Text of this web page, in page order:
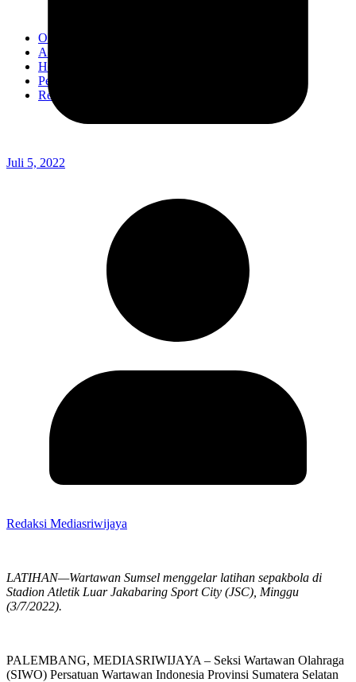
OPINI
Advertorial
Headline
Pedoman Media Ciber
Redaksi
Juli 5, 2022
Redaksi Mediasriwijaya
LATIHAN—Wartawan Sumsel menggelar latihan sepakbola di
Stadion Atletik Luar Jakabaring Sport City (JSC), Minggu
(3/7/2022).
PALEMBANG, MEDIASRIWIJAYA – Seksi Wartawan Olahraga
(SIWO) Persatuan Wartawan Indonesia Provinsi Sumatera Selatan